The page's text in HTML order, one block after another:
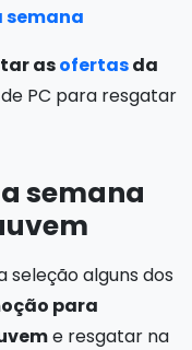
semana
asofertasda
PC para resgatar
semana
seleção alguns dos
para
e resgatar na